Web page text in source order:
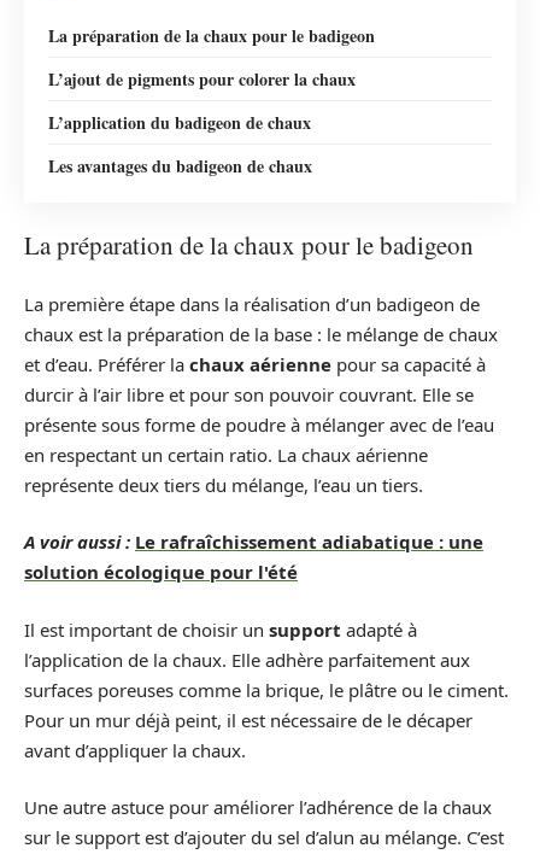
La préparation de la chaux pour le badigeon
L’ajout de pigments pour colorer la chaux
L’application du badigeon de chaux
Les avantages du badigeon de chaux
La préparation de la chaux pour le badigeon
La première étape dans la réalisation d’un badigeon de
chaux est la préparation de la base : le mélange de chaux
et d’eau. Préférer la chaux aérienne pour sa capacité à
durcir à l’air libre et pour son pouvoir couvrant. Elle se
présente sous forme de poudre à mélanger avec de l’eau
en respectant un certain ratio. La chaux aérienne
représente deux tiers du mélange, l’eau un tiers.
A voir aussi : Le rafraîchissement adiabatique : une
solution écologique pour l'été
Il est important de choisir un support adapté à
l’application de la chaux. Elle adhère parfaitement aux
surfaces poreuses comme la brique, le plâtre ou le ciment.
Pour un mur déjà peint, il est nécessaire de le décaper
avant d’appliquer la chaux.
Une autre astuce pour améliorer l’adhérence de la chaux
sur le support est d’ajouter du sel d’alun au mélange. C’est